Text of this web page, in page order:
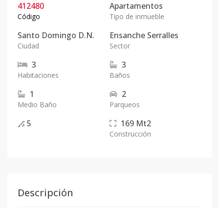
412480
Código
Apartamentos
Tipo de inmueble
Santo Domingo D.N.
Ciudad
Ensanche Serralles
Sector
3
Habitaciones
3
Baños
1
Medio Baño
2
Parqueos
5 169 Mt2
Construcción
Descripción